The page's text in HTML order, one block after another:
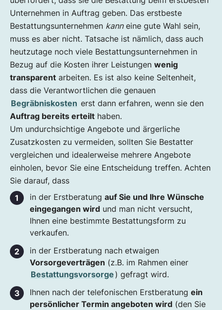
Was für eine Bestattung ist am billigsten?
Unternehmen in Auftrag geben. Das erstbeste
Bestattungsunternehmen kanneine gute Wahl sein,
muss es aber nicht. Tatsache ist nämlich, dass auch
heutzutage noch viele Bestattungsunternehmen in
Bezug auf die Kosten ihrer Leistungen wenig
transparent arbeiten. Es ist also keine Seltenheit,
dass die Verantwortlichen die genauen
Begräbniskosten erst dann erfahren, wenn sie den
Auftrag bereits erteilt haben.
Um undurchsichtige Angebote und ärgerliche
Zusatzkosten zu vermeiden, sollten Sie Bestatter
vergleichen und idealerweise mehrere Angebote
einholen, bevor Sie eine Entscheidung treffen. Achten
Sie darauf, dass
in der Erstberatung auf Sie und Ihre Wünsche
eingegangen wird und man nicht versucht,
Ihnen eine bestimmte Bestattungsform zu
verkaufen.
in der Erstberatung nach etwaigen
Vorsorgeverträgen (z.B. im Rahmen einer
Bestattungsvorsorge ) gefragt wird.
Ihnen nach der telefonischen Erstberatung ein
persönlicher Termin angeboten wird (den Sie